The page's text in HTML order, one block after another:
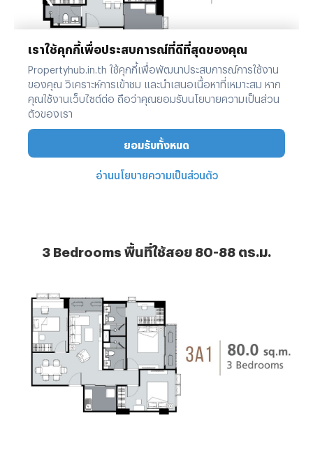
3 Bedrooms พื้นที่ใช้สอย 80-88 ตร.ม.